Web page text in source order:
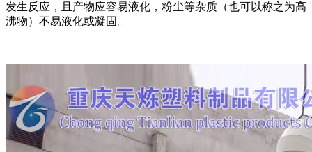
发生反应，且产物应容易液化，粉尘等杂质（也可以称之为高
沸物）不易液化或凝固。